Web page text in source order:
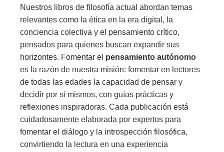
Nuestros libros de filosofía actual abordan temas
relevantes como la ética en la era digital, la
conciencia colectiva y el pensamiento crítico,
pensados para quienes buscan expandir sus
horizontes. Fomentar el pensamiento autónomo
es la razón de nuestra misión: fomentar en lectores
de todas las edades la capacidad de pensar y
decidir por sí mismos, con guías prácticas y
reflexiones inspiradoras. Cada publicación está
cuidadosamente elaborada por expertos para
fomentar el diálogo y la introspección filosófica,
convirtiendo la lectura en una experiencia